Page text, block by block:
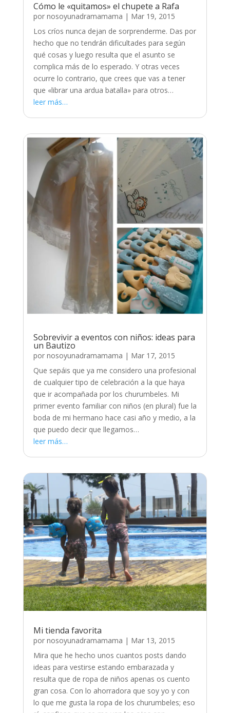
Cómo le «quitamos» el chupete a Rafa
por nosoyunadramamama | Mar 19, 2015
Los críos nunca dejan de sorprenderme. Das por
hecho que no tendrán dificultades para según
qué cosas y luego resulta que el asunto se
complica más de lo esperado. Y otras veces
ocurre lo contrario, que crees que vas a tener
que «librar una ardua batalla» para otros…
leer más…
Sobrevivir a eventos con niños: ideas para
un Bautizo
por nosoyunadramamama | Mar 17, 2015
Que sepáis que ya me considero una profesional
de cualquier tipo de celebración a la que haya
que ir acompañada por los churumbeles. Mi
primer evento familiar con niños (en plural) fue la
boda de mi hermano hace casi año y medio, a la
que puedo decir que llegamos…
leer más…
Mi tienda favorita
por nosoyunadramamama | Mar 13, 2015
Mira que he hecho unos cuantos posts dando
ideas para vestirse estando embarazada y
resulta que de ropa de niños apenas os cuento
gran cosa. Con lo ahorradora que soy yo y con
lo que me gusta la ropa de los churumbeles; eso